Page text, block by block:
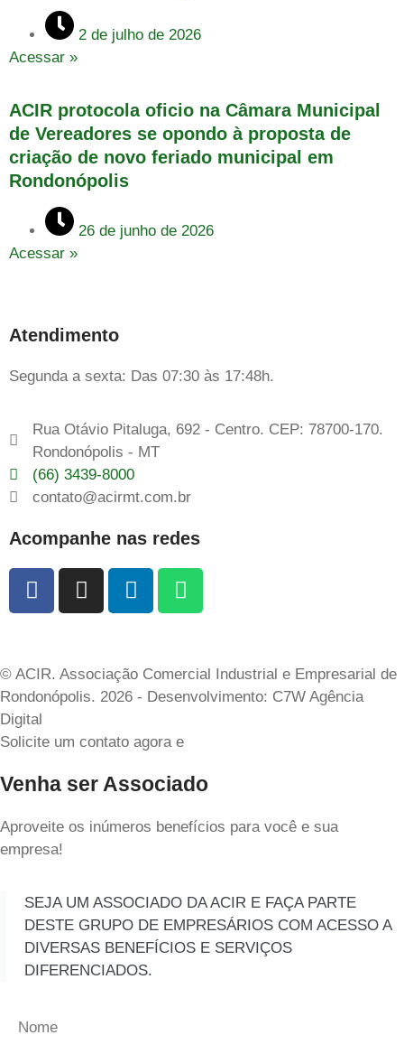
2 de julho de 2026
Acessar »
ACIR protocola oficio na Câmara Municipal
de Vereadores se opondo à proposta de
criação de novo feriado municipal em
Rondonópolis
26 de junho de 2026
Acessar »
Atendimento
Segunda a sexta: Das 07:30 às 17:48h.
Rua Otávio Pitaluga, 692 - Centro. CEP: 78700-170.
Rondonópolis - MT
(66) 3439-8000
contato@acirmt.com.br
Acompanhe nas redes
© ACIR. Associação Comercial Industrial e Empresarial de
Rondonópolis. 2026 - Desenvolvimento: C7W Agência
Digital
Solicite um contato agora e
Venha ser Associado
Aproveite os inúmeros benefícios para você e sua
empresa!
SEJA UM ASSOCIADO DA ACIR E FAÇA PARTE
DESTE GRUPO DE EMPRESÁRIOS COM ACESSO A
DIVERSAS BENEFÍCIOS E SERVIÇOS
DIFERENCIADOS.